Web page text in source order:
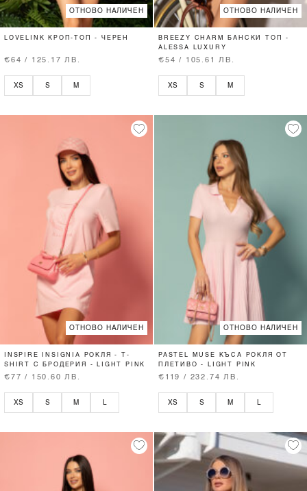
ОТНОВО НАЛИЧЕН
LOVELINK КРОП-ТОП - ЧЕРЕН
€64 / 125.17 ЛВ.
XS S M
ОТНОВО НАЛИЧЕН
BREEZY CHARM БАНСКИ ТОП -
ALESSA LUXURY
€54 / 105.61 ЛВ.
XS S M
ОТНОВО НАЛИЧЕН
INSPIRE INSIGNIA РОКЛЯ - T-
SHIRT С БРОДЕРИЯ - LIGHT PINK
€77 / 150.60 ЛВ.
XS S M
ОТНОВО НАЛИЧЕН
PASTEL MUSE КЪСА РОКЛЯ ОТ
ПЛЕТИВО - LIGHT PINK
€119 / 232.74 ЛВ.
XS S M